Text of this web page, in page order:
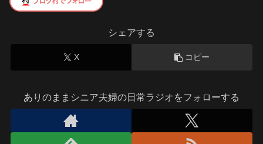
シェアする
X コピー
ありのままシニア夫婦の日常ラジオをフォローする